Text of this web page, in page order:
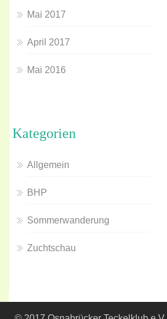
Mai 2017
April 2017
Mai 2016
Kategorien
Allgemein
BHP
Sommerwanderung
Zuchtschau